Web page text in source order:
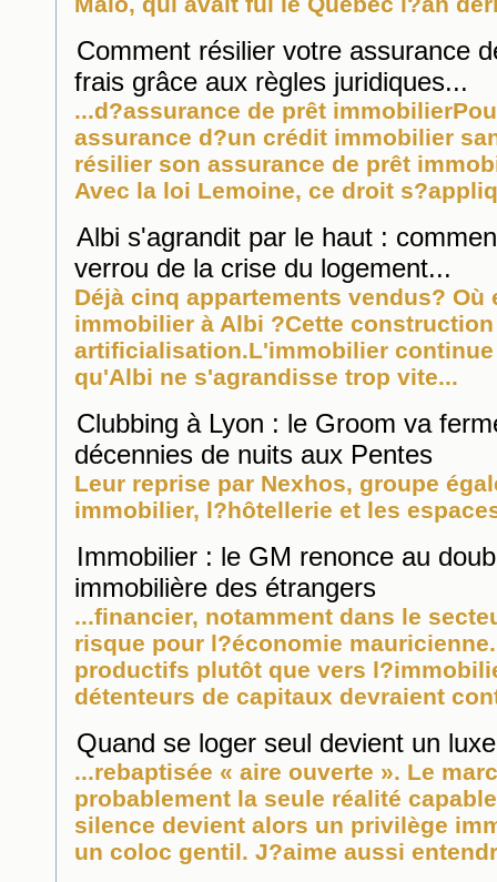
Comment résilier votre assurance
frais grâce aux règles juridiques...
...d?assurance de prêt immobilier
assurance d?un crédit immobilier
résilier son assurance de prêt
Avec la loi Lemoine, ce droit
Albi s'agrandit par le haut :
verrou de la crise du logement...
Déjà cinq appartements vendus?
immobilierà Albi ?Cette
artificialisation.L'immobiliercontinue
qu'Albi ne s'agrandisse trop vite...
Clubbing à Lyon : le Groom va
décennies de nuits aux Pentes
Leur reprise par Nexhos, groupe
immobilier, l?hôtellerie et les
Immobilier : le GM renonce au
immobilière des étrangers
...financier, notamment dans le
risque pour l?économie
productifs plutôt que vers l?
détenteurs de capitaux devraient
Quand se loger seul devient un luxe
...rebaptisée « aire ouverte ». Le
probablement la seule réalité
silence devient alors un privilège
un coloc gentil. J?aime aussi